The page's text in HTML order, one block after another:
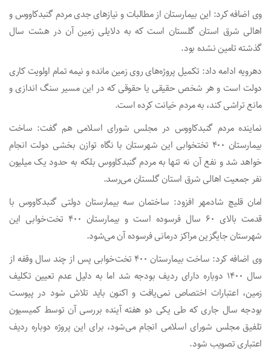
وی اضافه کرد: این بیمارستان از مطالبات و نیازهای جدی مردم گنبدکاووس و
اهالی شرق استان گلستان است که به دلایلی زمین آن در هشت سال
گذشته تامین نشده بود.
دهرویه ادامه داد: تکمیل پروژه‌های روی زمین مانده و نیمه تمام اولویت کاری
دولت است و هر شخص حقیقی یا حقوقی که در این مسیر سنگ اندازی و
مانع تراشی کند، به مردم خیانت کرده است.
نماینده مردم گنبدکاووس در مجلس شورای اسلامی هم گفت: ساخت
بیمارستان ۴۰۰ تختخوابی این شهرستان با نگاه توازن بخشی دولت انجام
خواهد شد و نفع آن نه تنها به مردم گنبدکاووس بلکه به حدود یک میلیون
نفر جمعیت اهالی شرق استان گلستان می‌رسد.
امان قلیچ شادمهر افزود: ساختمان سه بیمارستان دولتی گنبدکاووس با
قدمت بالای ۶۰ سال فرسوده است و بیمارستان ۴۰۰ تخت‌خوابی این
شهرستان جایگزین مراکز درمانی فرسوده آن می‌شود.
وی اضافه کرد: ساخت بیمارستان ۴۰۰ تخت‌خوابی پس از چند سال وقفه از
سال ۱۴۰۰ دوباره دارای ردیف بودجه شد اما به دلیل عدم تعیین تکلیف
زمین، اعتبارات اختصاص نمی‌یافت و اکنون باید تلاش شود در پیوست
بودجه سال جاری که طی یکی دو هفته آینده بررسی آن توسط کمیسیون
تلفیق مجلس شورای اسلامی انجام می‌شود، برای این پروژه دوباره ردیف
اعتباری تصویب شود.